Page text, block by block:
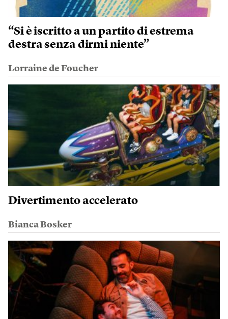
“Si è iscritto a un partito di estrema
destra senza dirmi niente”
Lorraine de Foucher
Divertimento accelerato
Bianca Bosker